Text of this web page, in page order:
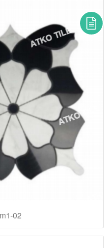
02